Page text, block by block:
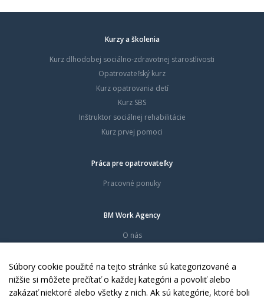
Kurzy a školenia
Kurz dlhodobej sociálno-zdravotnej starostlivosti
Opatrovateľský kurz
Kurz opatrovania detí
Kurz SBS
Inštruktor sociálnej rehabilitácie
Kurz prvej pomoci
Práca pre opatrovateľky
Pracovné ponuky
BM Work Agency
O nás
Dokumenty
Kontakty
Súbory cookie použité na tejto stránke sú kategorizované a
nižšie si môžete prečítať o každej kategórii a povoliť alebo
zakázať niektoré alebo všetky z nich. Ak sú kategórie, ktoré boli